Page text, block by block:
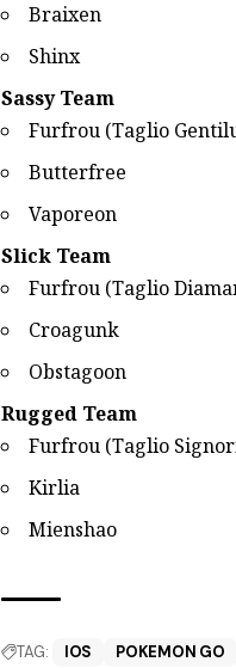
Braixen
Shinx
Sassy Team
Furfrou (Taglio
Butterfree
Vaporeon
Slick Team
Furfrou (Taglio
Croagunk
Obstagoon
Rugged Team
Furfrou (Taglio
Kirlia
Mienshao
TAG: IOS POKEMON GO